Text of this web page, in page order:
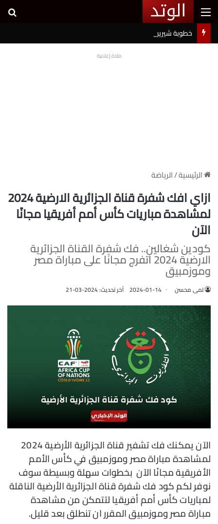
القائمة
مادة إعلانية
الرئيسية/الرياضة
ازاي افك شفرة قناة الجزائرية الارضية 2024
لمشاهدة مباريات كأس أمم أفريقيا مجانًا
الآن
كودين شغالين.. فك شفرة القناة الجزائرية
الارضية 2024 اتفرج مجانًا على مباراة مصر
وموزمبيق
لمى محسن 2024-01-14 آخر تحديث: 2024-03-21
الآن يمكنك فك تشفير قناة الجزائرية الأرضية 2024
لمشاهدة مباراة مصر وموزمبيق في كأس الأمم
الأفريقية مجانًا الآن بخطوات سهلة وبسيطة سوف
نوفر لكم كود فك شفرة قناة الجزائرية الأرضية الناقلة
لمباريات كأس أمم أفريقيا لتتمكن من مشاهدة
مباراة مصر وموزمبيق المقرر ان تنطلق بعد قليل.